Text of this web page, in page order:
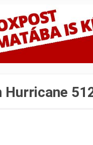
Hurricane